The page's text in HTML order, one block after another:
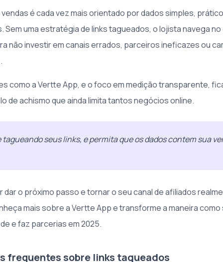
é cada vez mais orientado por dados simples,
Sem uma estratégia de links tagueados, o lojista navega
não investir em canais errados, parceiros ineficazes ou
como a Vertte App, e o foco em medição transparente,
de achismo que ainda limita tantos negócios online.
tagueando seus links, e permita que os dados contem sua
dar o próximo passo e tornar o seu canal de afiliados
mais sobre a Vertte App e transforme a maneira como
e faz parcerias em 2025.
frequentes sobre links tagueados